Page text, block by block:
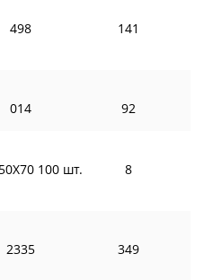
498 141
014 92
100 шт. 8
2335 349